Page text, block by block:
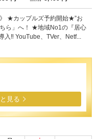
》 ★カップルズ予約開始★”お
ら」へ！ ★地域No1の『居心
‼ YouTube、TVer、Netf...
見る